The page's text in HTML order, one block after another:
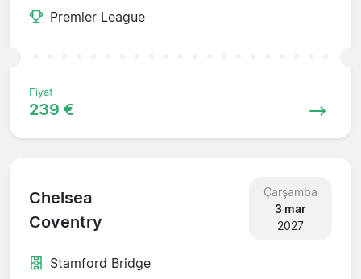
Premier League
Fiyat
239 €
Chelsea
Coventry
Çarşamba
3 mar
2027
Stamford Bridge